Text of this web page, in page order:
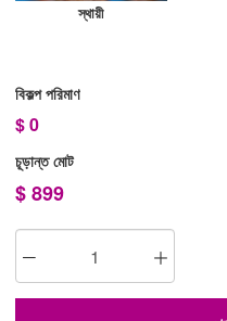
স্থায়ী
বিকল্প পরিমাণ
$0
চূড়ান্ত মোট
$899